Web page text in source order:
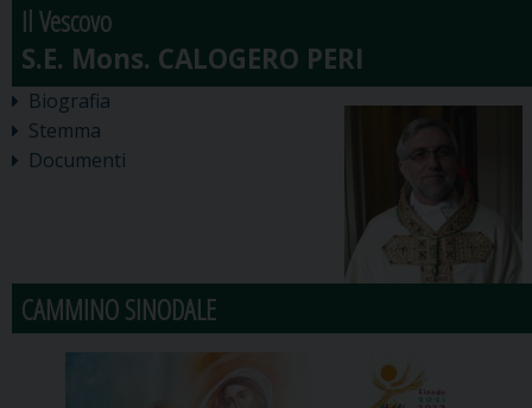
Il Vescovo
Biografia
Stemma
Documenti
CAMMINO SINODALE